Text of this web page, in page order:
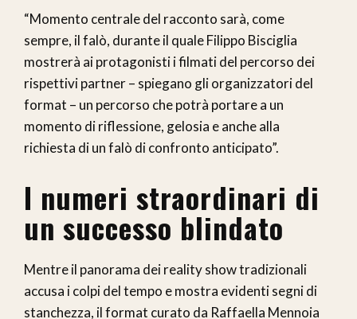
“Momento centrale del racconto sarà, come
sempre, il falò, durante il quale Filippo Bisciglia
mostrerà ai protagonisti i filmati del percorso dei
rispettivi partner – spiegano gli organizzatori del
format – un percorso che potrà portare a un
momento di riflessione, gelosia e anche alla
richiesta di un falò di confronto anticipato”.
I numeri straordinari di
un successo blindato
Mentre il panorama dei reality show tradizionali
accusa i colpi del tempo e mostra evidenti segni di
stanchezza, il format curato da Raffaella Mennoia